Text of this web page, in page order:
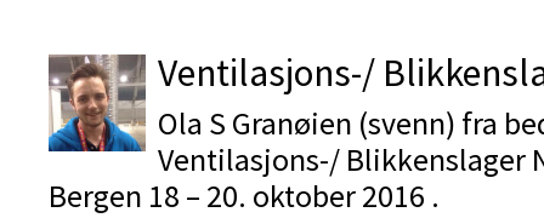
Ventilasjons-/
Ola S Granøien (svenn) fra
Ventilasjons-/ Blikkenslager
Bergen 18 – 20. oktober 2016 .